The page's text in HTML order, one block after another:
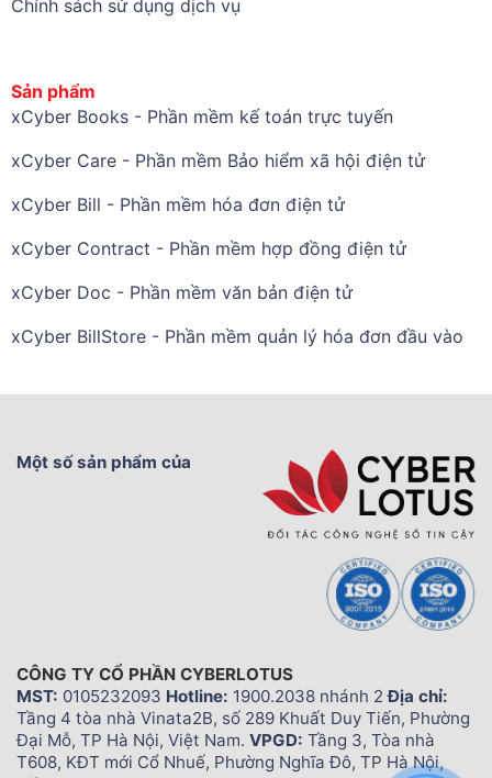
Chính sách sử dụng dịch vụ
Sản phẩm
xCyber Books - Phần mềm kế toán trực tuyến
xCyber Care - Phần mềm Bảo hiểm xã hội điện tử
xCyber Bill - Phần mềm hóa đơn điện tử
xCyber Contract - Phần mềm hợp đồng điện tử
xCyber Doc - Phần mềm văn bản điện tử
xCyber BillStore - Phần mềm quản lý hóa đơn đầu vào
Một số sản phẩm của
CÔNG TY CỔ PHẦN CYBERLOTUS
MST: 0105232093 Hotline: 1900.2038 nhánh 2Địa chỉ:
Tầng 4 tòa nhà Vinata2B, số 289 Khuất Duy Tiến, Phường
Đại Mỗ, TP Hà Nội, Việt Nam. VPGD: Tầng 3, Tòa nhà
T608, KĐT mới Cổ Nhuế, Phường Nghĩa Đô, TP Hà Nội,